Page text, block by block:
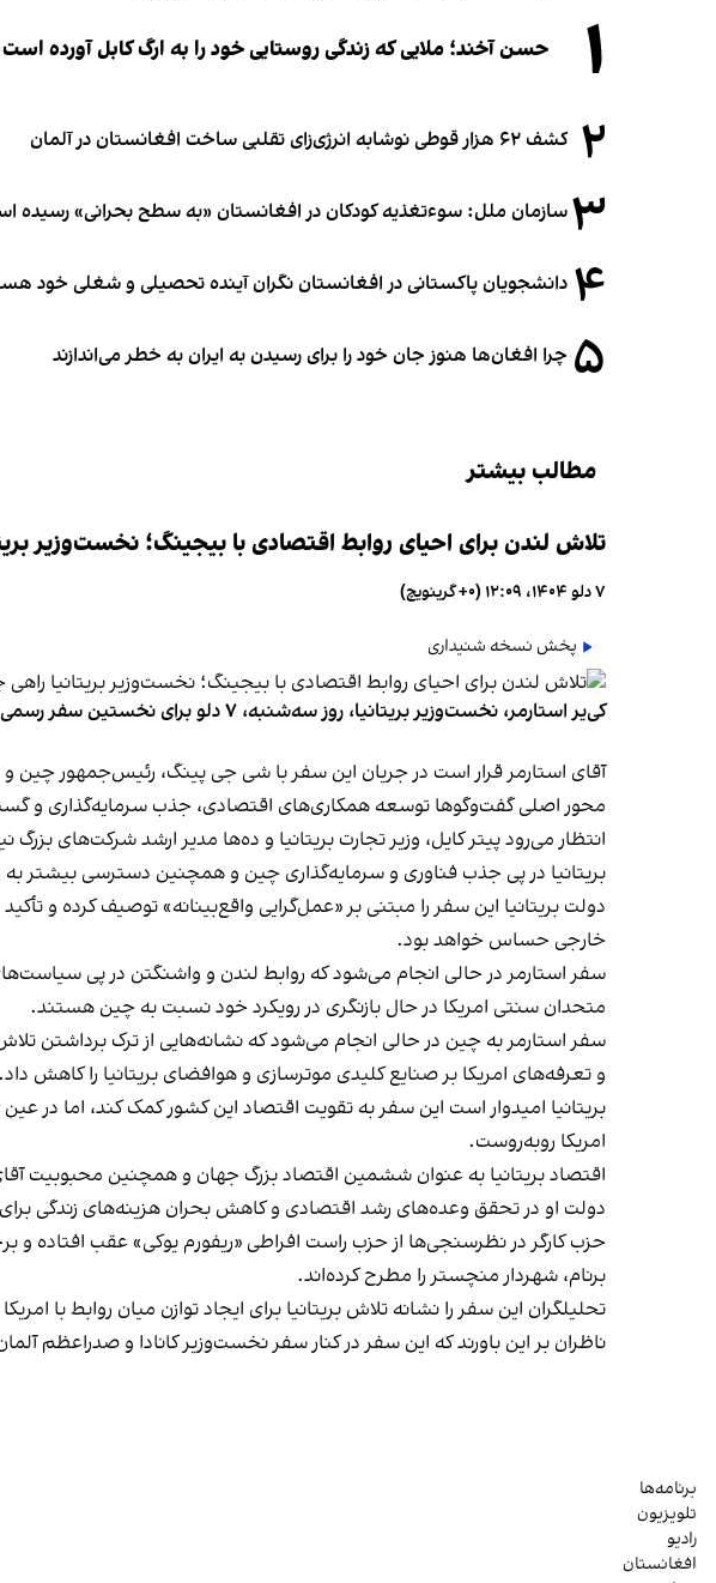
۱ حسن آخند؛ ملایی که زندگی روستایی خود را به ارگ کابل آورده است
۲ کشف ۶۲ هزار قوطی نوشابه انرژی‌زای تقلبی ساخت افغانستان در آلمان
۳سازمان ملل: سوء‌تغذیه کودکان در افغانستان «به سطح بحرانی» رسیده
۴ دانشجویان پاکستانی در افغانستان نگران آینده تحصیلی و شغلی خود
۵ چرا افغان‌ها هنوز جان خود را برای رسیدن به ایران به خطر می‌اندازند
مطالب بیشتر
تلاش لندن برای احیای روابط اقتصادی با بیجینگ؛ نخست‌وزیر
۷ دلو ۱۴۰۴، ۱۲:۰۹ (‎+۰ گرینویچ)
پخش نسخه شنیداری
کی‌یر استارمر، نخست‌وزیر بریتانیا، روز سه‌شنبه، ۷ دلو برای نخستین سفر رسمی راهی چین می‌شود. این نخستین سفر یک رهبر بریتانیا از سال ۲۰۱۸ به چین به شمار می‌رود.
آقای استارمر قرار است در جریان این سفر با شی جی پینگ، رئیس‌جمهور چین
محور اصلی گفت‌وگوها توسعه همکاری‌های اقتصادی، جذب سرمایه‌گذاری و
انتظار می‌رود پیتر کایل، وزیر تجارت بریتانیا و ده‌ها مدیر ارشد شرکت‌های بزرگ
بریتانیا در پی جذب فناوری و سرمایه‌گذاری چین و همچنین دسترسی بیشتر
دولت بریتانیا این سفر را مبتنی بر «عمل‌گرایی واقع‌بینانه» توصیف کرده و
خارجی حساس خواهد بود.
سفر استارمر در حالی انجام می‌شود که روابط لندن و واشنگتن در پی
متحدان سنتی امریکا در حال بازنگری در رویکرد خود نسبت به چین هستند.
سفر استارمر به چین در حالی انجام می‌شود که نشانه‌هایی از ترک برداشتن
و تعرفه‌های امریکا بر صنایع کلیدی موترسازی و هوافضای بریتانیا را کاهش داد.
بریتانیا امیدوار است این سفر به تقویت اقتصاد این کشور کمک کند،
امریکا روبه‌روست.
اقتصاد بریتانیا به عنوان ششمین اقتصاد بزرگ جهان و همچنین محبوبیت آقای
دولت او در تحقق وعده‌های رشد اقتصادی و کاهش بحران هزینه‌های زندگی
حزب کارگر در نظرسنجی‌ها از حزب راست افراطی «ریفورم یوکی» عقب افتاده و
برنام، شهردار منچستر را مطرح کرده‌اند.
تحلیلگران این سفر را نشانه تلاش بریتانیا برای ایجاد توازن میان روابط
ناظران بر این باورند که این سفر در کنار سفر نخست‌وزیر کانادا و صدراعظم
برنامه‌ها
تلویزیون
رادیو
افغانستان